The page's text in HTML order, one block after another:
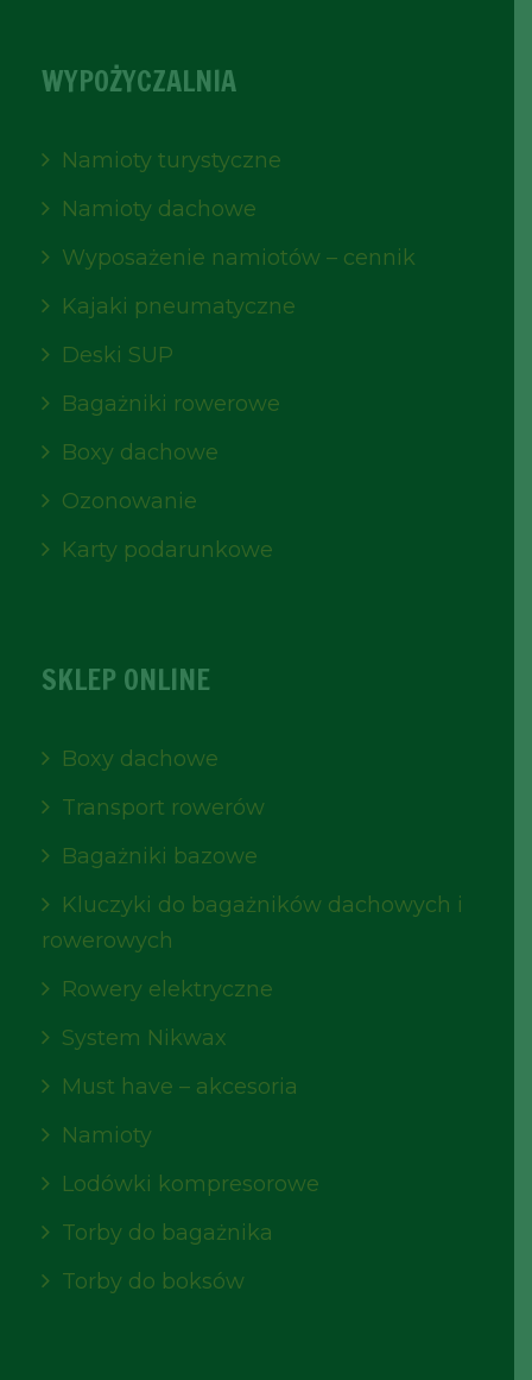
WYPOŻYCZALNIA
Namioty turystyczne
Namioty dachowe
Wyposażenie namiotów – cennik
Kajaki pneumatyczne
Deski SUP
Bagażniki rowerowe
Boxy dachowe
Ozonowanie
Karty podarunkowe
SKLEP ONLINE
Boxy dachowe
Transport rowerów
Bagażniki bazowe
Kluczyki do bagażników dachowych i
rowerowych
Rowery elektryczne
System Nikwax
Must have – akcesoria
Namioty
Lodówki kompresorowe
Torby do bagażnika
Torby do boksów